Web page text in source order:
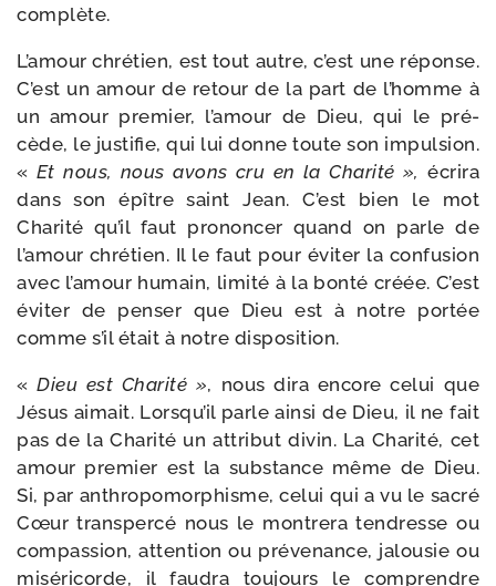
complète.
L’amour chré­tien, est tout autre, c’est une réponse.
C’est un amour de retour de la part de l’homme à
un amour pre­mier, l’amour de Dieu, qui le pré­
cède, le jus­ti­fie, qui lui donne toute son impul­sion.
« Et nous, nous avons cru en la Charité », écri­ra
dans son épître saint Jean. C’est bien le mot
Charité qu’il faut pro­non­cer quand on parle de
l’amour chré­tien. Il le faut pour évi­ter la confu­sion
avec l’amour humain, limi­té à la bon­té créée. C’est
évi­ter de pen­ser que Dieu est à notre por­tée
comme s’il était à notre disposition.
«Dieu est Charité », nous dira encore celui que
Jésus aimait. Lorsqu’il parle ain­si de Dieu, il ne fait
pas de la Charité un attri­but divin. La Charité, cet
amour pre­mier est la sub­stance même de Dieu.
Si, par anthro­po­mor­phisme, celui qui a vu le sacré
Cœur trans­per­cé nous le mon­tre­ra ten­dresse ou
com­pas­sion, atten­tion ou pré­ve­nance, jalou­sie ou
misé­ri­corde, il fau­dra tou­jours le com­prendre